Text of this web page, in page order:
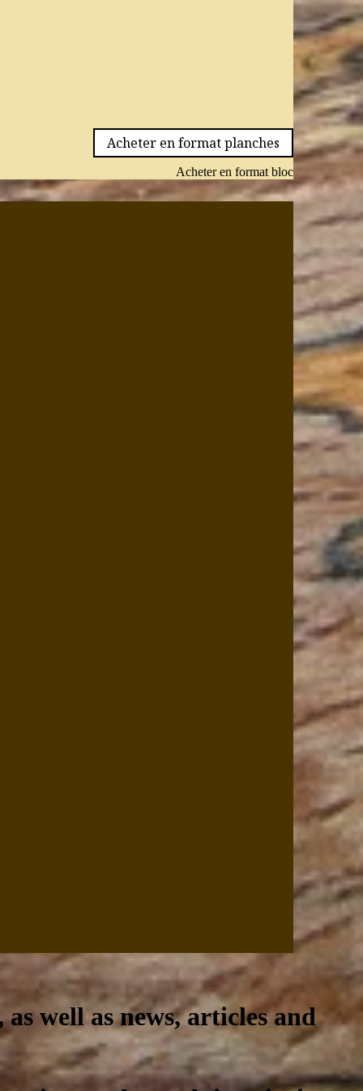
Acheter en format planches
Acheter en format bloc
well as news, articles and